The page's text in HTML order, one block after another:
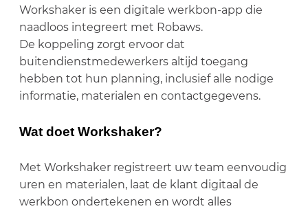
Workshaker is een digitale werkbon-app die
naadloos integreert met Robaws.
De koppeling zorgt ervoor dat
buitendienstmedewerkers altijd toegang
hebben tot hun planning, inclusief alle nodige
informatie, materialen en contactgegevens.
Wat doet Workshaker?
Met Workshaker registreert uw team eenvoudig
uren en materialen, laat de klant digitaal de
werkbon ondertekenen en wordt alles